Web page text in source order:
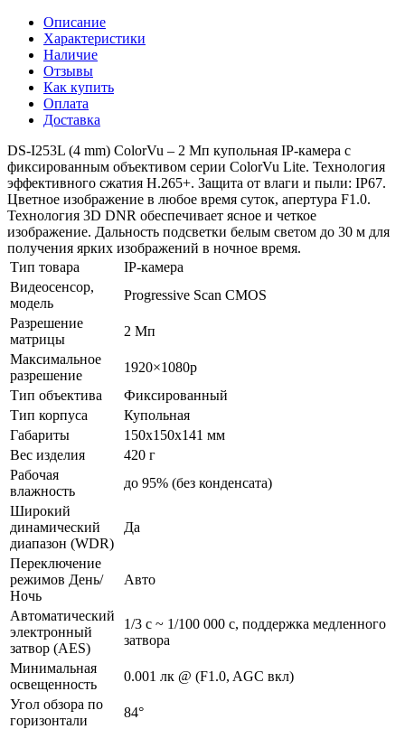
Описание
Характеристики
Наличие
Отзывы
Как купить
Оплата
Доставка
DS-I253L (4 mm) ColorVu – 2 Мп купольная IP-камера с
фиксированным объективом серии ColorVu Lite. Технология
эффективного сжатия H.265+. Защита от влаги и пыли: IP67.
Цветное изображение в любое время суток, апертура F1.0.
Технология 3D DNR обеспечивает ясное и четкое
изображение. Дальность подсветки белым светом до 30 м для
получения ярких изображений в ночное время.
Тип товара
IP-камера
Видеосенсор,
модель
Progressive Scan CMOS
Разрешение
матрицы
2 Мп
Максимальное
разрешение
1920×1080p
Тип объектива
Фиксированный
Тип корпуса
Купольная
Габариты
150x150x141 мм
Вес изделия
420 г
Рабочая
влажность
до 95% (без конденсата)
Широкий
динамический
диапазон (WDR)
Да
Переключение
режимов День/
Ночь
Авто
Автоматический
электронный
затвор (AES)
1/3 с ~ 1/100 000 с, поддержка медленного
затвора
Минимальная
освещенность
0.001 лк @ (F1.0, AGC вкл)
Угол обзора по
горизонтали
84°